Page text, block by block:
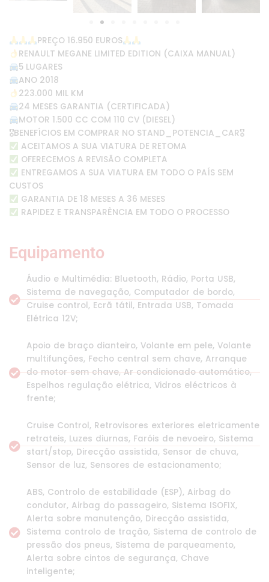
PREÇO 16.950 EUROS
RENAULT MEGANE LIMITED EDITION (CAIXA MANUAL)
5 LUGARES
ANO 2018
223.000 MIL KM
24 MESES GARANTIA (CERTIFICADA)
MOTOR 1.500 CC COM 110 CV (DIESEL)
🎖BENEFÍCIOS EM COMPRAR NO STAND_POTENCIA_CAR🎖
ACEITAMOS A SUA VIATURA DE RETOMA
OFERECEMOS A REVISÃO COMPLETA
ENTREGAMOS A SUA VIATURA EM TODO O PAÍS SEM
CUSTOS
GARANTIA DE 18 MESES A 36 MESES
RAPIDEZ E TRANSPARÊNCIA EM TODO O PROCESSO
Equipamento
Áudio e Multimédia: Bluetooth, Rádio, Porta USB,
Sistema de navegação, Computador de bordo,
Cruise control, Ecrã tátil, Entrada USB, Tomada
Elétrica 12V;
Apoio de braço dianteiro, Volante em pele, Volante
multifunções, Fecho central sem chave, Arranque
do motor sem chave, Ar condicionado automático,
Espelhos regulação elétrica, Vidros eléctricos à
frente;
Cruise Control, Retrovisores exteriores eletricamente
retrateis, Luzes diurnas, Faróis de nevoeiro, Sistema
start/stop, Direcção assistida, Sensor de chuva,
Sensor de luz, Sensores de estacionamento;
ABS, Controlo de estabilidade (ESP), Airbag do
condutor, Airbag do passageiro, Sistema ISOFIX,
Alerta sobre manutenção, Direcção assistida,
Sistema controlo de tração, Sistema de controlo de
pressão dos pneus, Sistema de parqueamento,
Alerta sobre cintos de segurança, Chave
inteligente;